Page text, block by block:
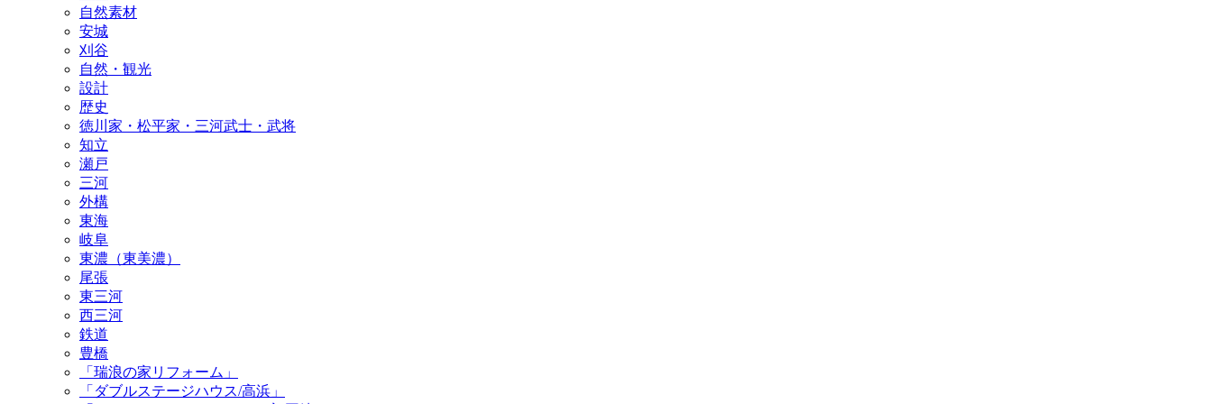
自然素材
安城
刈谷
自然・観光
設計
歴史
徳川家・松平家・三河武士・武将
知立
瀬戸
三河
外構
東海
岐阜
東濃（東美濃）
尾張
東三河
西三河
鉄道
豊橋
「瑞浪の家リフォーム」
「ダブルステージハウス/高浜」